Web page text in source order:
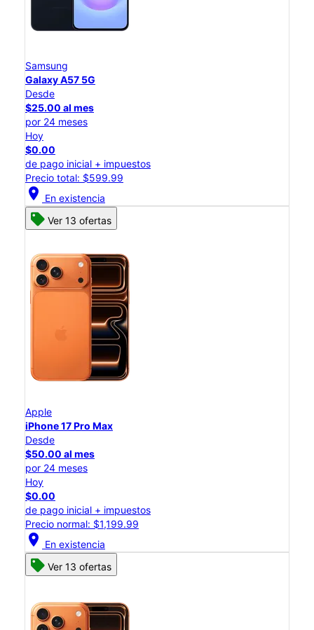
Samsung
Galaxy A57 5G
Desde
$25.00 al mes
por 24 meses
Hoy
$0.00
de pago inicial + impuestos
Precio total: $599.99
location_on En existencia
Ver 13 ofertas
Apple
iPhone 17 Pro Max
Desde
$50.00 al mes
por 24 meses
Hoy
$0.00
de pago inicial + impuestos
Precio normal: $1,199.99
location_on En existencia
Ver 13 ofertas